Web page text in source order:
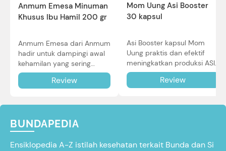
Anmum Emesa Minuman
Khusus Ibu Hamil 200 gr
Anmum Emesa dari Anmum
hadir untuk dampingi awal
kehamilan yang sering
diiringi dengan mual dan
muntah. Simak reviewnya di
Review
Mom Uung Asi Booster
30 kapsul
Asi Booster kapsul Mom
Uung praktis dan efektif
meningkatkan produksi ASI
Bunda untuk Si Kecil. Simak
review lengkapnya di sini.
Review
BUNDAPEDIA
Ensiklopedia A-Z istilah kesehatan terkait Bunda dan Si